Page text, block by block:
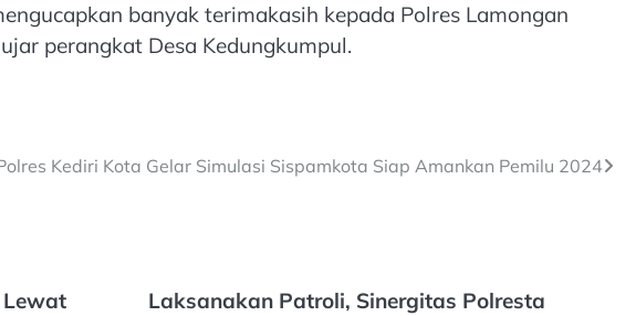
banyak terimakasih kepada Polres Lamongan
perangkat Desa Kedungkumpul.
Kediri Kota Gelar Simulasi Sispamkota Siap Amankan Pemilu 2024
Lewat
Laksanakan Patroli, Sinergitas Polresta